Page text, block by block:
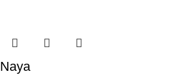
Naya